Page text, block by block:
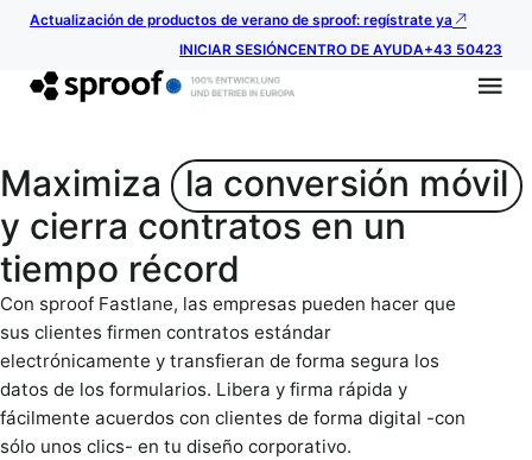
Actualización de productos de verano de sproof: regístrate ya
INICIAR SESIÓNCENTRO DE AYUDA+43 50423
Maximiza
la conversión móvil
y cierra contratos en un
tiempo récord
Con sproof Fastlane, las empresas pueden hacer que
sus clientes firmen contratos estándar
electrónicamente y transfieran de forma segura los
datos de los formularios. Libera y firma rápida y
fácilmente acuerdos con clientes de forma digital -con
sólo unos clics- en tu diseño corporativo.